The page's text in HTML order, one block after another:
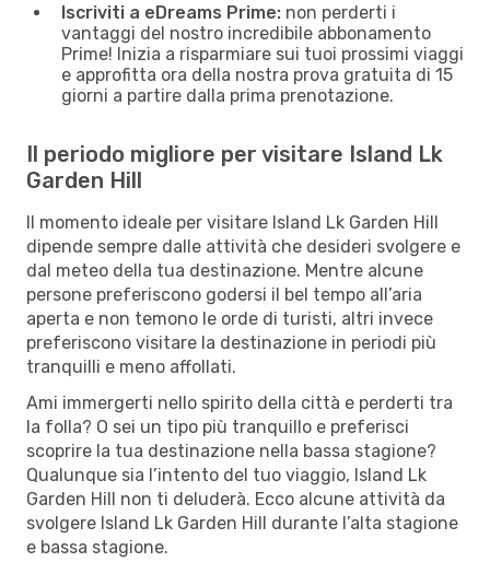
Iscriviti a eDreams Prime: non perderti i
vantaggi del nostro incredibile abbonamento
Prime! Inizia a risparmiare sui tuoi prossimi viaggi
e approfitta ora della nostra prova gratuita di 15
giorni a partire dalla prima prenotazione.
Il periodo migliore per visitare Island Lk
Garden Hill
Il momento ideale per visitare Island Lk Garden Hill
dipende sempre dalle attività che desideri svolgere e
dal meteo della tua destinazione. Mentre alcune
persone preferiscono godersi il bel tempo all’aria
aperta e non temono le orde di turisti, altri invece
preferiscono visitare la destinazione in periodi più
tranquilli e meno affollati.
Ami immergerti nello spirito della città e perderti tra
la folla? O sei un tipo più tranquillo e preferisci
scoprire la tua destinazione nella bassa stagione?
Qualunque sia l’intento del tuo viaggio, Island Lk
Garden Hill non ti deluderà. Ecco alcune attività da
svolgere Island Lk Garden Hill durante l’alta stagione
e bassa stagione.